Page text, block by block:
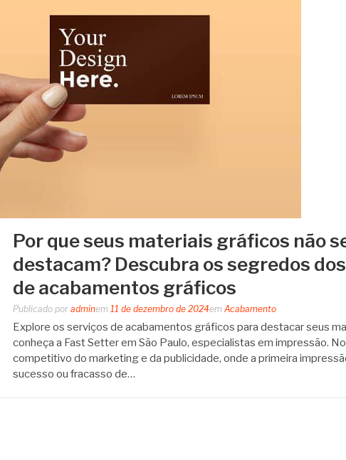
Por que seus materiais gráficos não
destacam? Descubra os segredos
de acabamentos gráficos
Publicado por adminem 11 de dezembro de 2024em Acabamento
Explore os serviços de acabamentos gráficos para destacar seus
conheça a Fast Setter em São Paulo, especialistas em impressão.
competitivo do marketing e da publicidade, onde a primeira
sucesso ou fracasso de…